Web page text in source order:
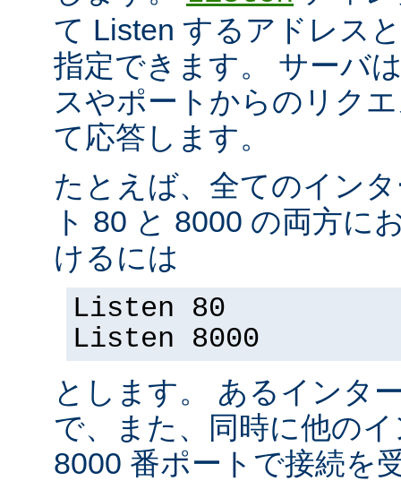
て Listen するアドレス
指定できます。 サーバ
スやポートからのリク
て応答します。
たとえば、全てのイン
ト 80 と 8000 の両方に
けるには
Listen 80
Listen 8000
とします。 あるインタ
で、また、同時に他の
8000 番ポートで接続を